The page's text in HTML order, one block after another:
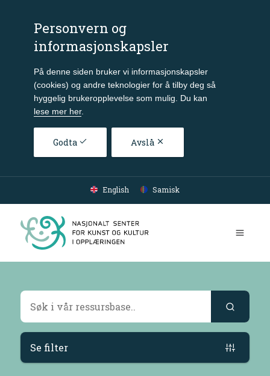
Personvern og
informasjonskapsler
På denne siden bruker vi informasjonskapsler
(cookies) og andre teknologier for å tilby deg så
hyggelig brukeropplevelse som mulig. Du kan
lese mer her.
Godta Avslå
Gå til hovedinnhold
English Samisk
Søkeresultater
Se filter